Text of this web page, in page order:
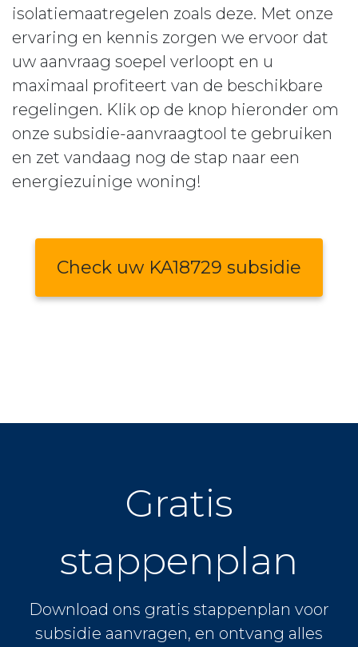
isolatiemaatregelen zoals deze. Met onze
ervaring en kennis zorgen we ervoor dat
uw aanvraag soepel verloopt en u
maximaal profiteert van de beschikbare
regelingen. Klik op de knop hieronder om
onze subsidie-aanvraagtool te gebruiken
en zet vandaag nog de stap naar een
energiezuinige woning!
Check uw KA18729 subsidie
Gratis
stappenplan
Download ons gratis stappenplan voor
subsidie aanvragen, en ontvang alles